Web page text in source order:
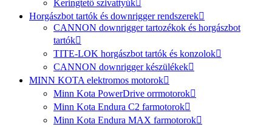
Keringtető szivattyúk
Horgászbot tartók és downrigger rendszerek
CANNON downrigger tartozékok és horgászbot
tartók
TITE-LOK horgászbot tartók és konzolok
CANNON downrigger készülékek
MINN KOTA elektromos motorok
Minn Kota PowerDrive orrmotorok
Minn Kota Endura C2 farmotorok
Minn Kota Endura MAX farmotorok